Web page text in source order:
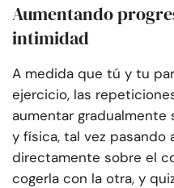
Aumentando
intimidad
A medida que tú y tu
ejercicio, las
aumentar
y física, tal vez pasando
directamente sobre el
cogerla con la otra, y